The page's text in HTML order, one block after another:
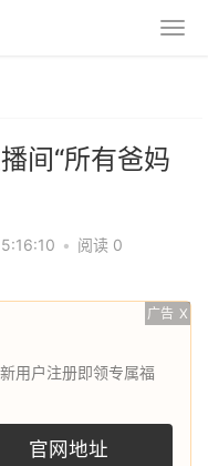
间“所有爸妈
• 阅读 0
广告 X
用户注册即领专属福
官网地址